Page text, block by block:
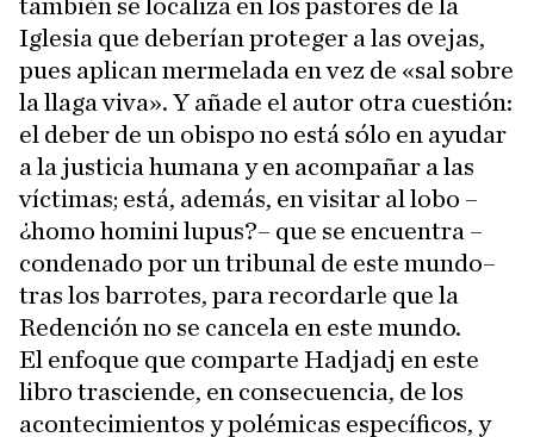
también se localiza en los pastores de la
Iglesia que deberían proteger a las ovejas,
pues aplican mermelada en vez de «sal sobre
la llaga viva». Y añade el autor otra cuestión:
el deber de un obispo no está sólo en ayudar
a la justicia humana y en acompañar a las
víctimas; está, además, en visitar al lobo –
¿homo homini lupus?– que se encuentra –
condenado por un tribunal de este mundo–
tras los barrotes, para recordarle que la
Redención no se cancela en este mundo.
El enfoque que comparte Hadjadj en este
libro trasciende, en consecuencia, de los
acontecimientos y polémicas específicos, y